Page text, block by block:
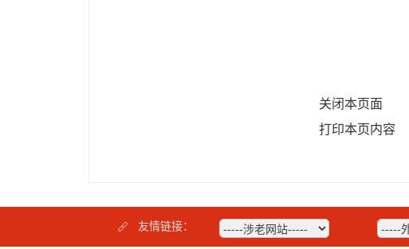
关闭本页面
打印本页内容
友情链接：